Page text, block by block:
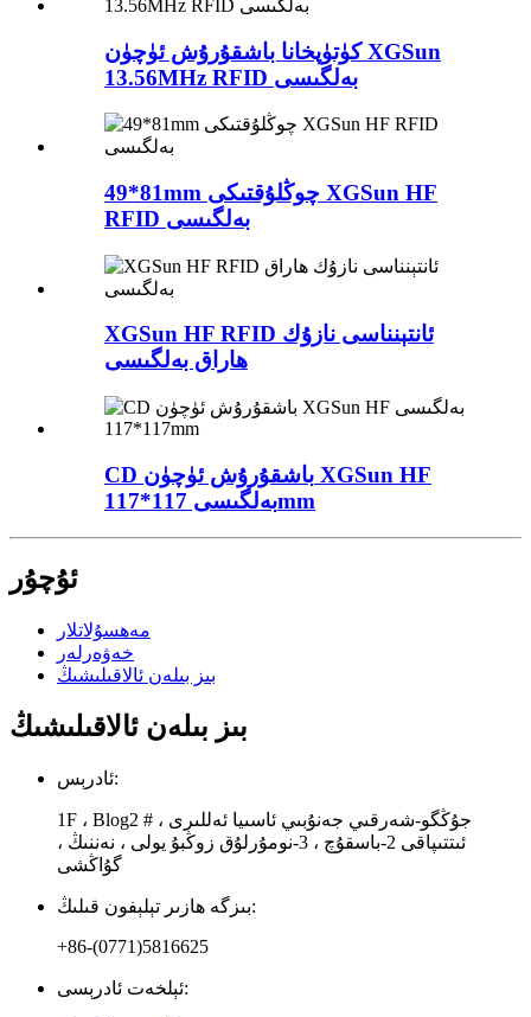
كۈتۈپخانا باشقۇرۇش ئۈچۈن XGSun
13.56MHz RFID بەلگىسى
49*81mm چوڭلۇقتىكى XGSun HF
RFID بەلگىسى
XGSun HF RFID ئانتېنناسى نازۇك
ھاراق بەلگىسى
CD باشقۇرۇش ئۈچۈن XGSun HF
بەلگىسى 117*117mm
ئۇچۇر
مەھسۇلاتلار
خەۋەرلەر
بىز بىلەن ئالاقىلىشىڭ
بىز بىلەن ئالاقىلىشىڭ
ئادرېس:
1F ، Blog2 # ، جۇڭگو-شەرقىي جەنۇبىي ئاسىيا ئەللىرى
ئىتتىپاقى 2-باسقۇچ ، 3-نومۇرلۇق زوڭبۇ يولى ، نەننىڭ ،
گۇاڭشى
بىزگە ھازىر تېلېفون قىلىڭ:
+86-(0771)5816625
ئېلخەت ئادرېسى: